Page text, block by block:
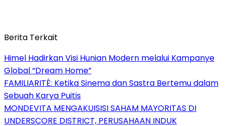
Berita Terkait
Himel Hadirkan Visi Hunian Modern melalui Kampanye
Global “Dream Home”
FAMILIARITÉ: Ketika Sinema dan Sastra Bertemu dalam
Sebuah Karya Puitis
MONDEVITA MENGAKUISISI SAHAM MAYORITAS DI
UNDERSCORE DISTRICT, PERUSAHAAN INDUK